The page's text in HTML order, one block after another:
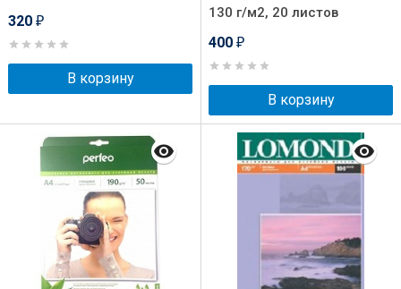
320 ₽
В корзину
130 г/м2, 20 листов
400 ₽
В корзину